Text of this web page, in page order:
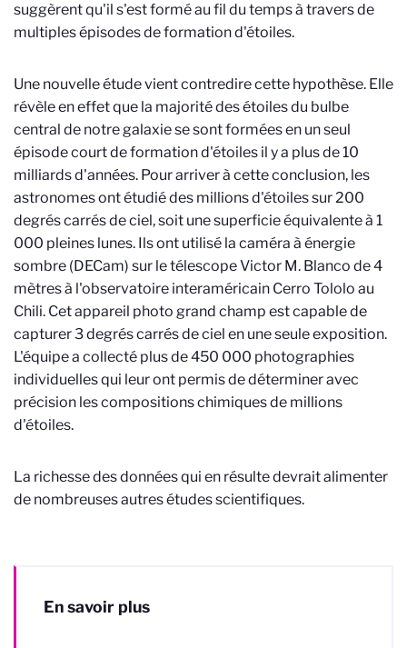
suggèrent qu'il s'est formé au fil du temps à travers de
multiples épisodes de formation d'étoiles.
Une nouvelle étude vient contredire cette hypothèse. Elle
révèle en effet que la majorité des étoiles du bulbe
central de notre galaxie se sont formées en un seul
épisode court de formation d'étoiles il y a plus de 10
milliards d'années. Pour arriver à cette conclusion, les
astronomes ont étudié des millions d'étoiles sur 200
degrés carrés de ciel, soit une superficie équivalente à 1
000 pleines lunes. Ils ont utilisé la caméra à énergie
sombre (DECam) sur le télescope Victor M. Blanco de 4
mètres à l'observatoire interaméricain Cerro Tololo au
Chili. Cet appareil photo grand champ est capable de
capturer 3 degrés carrés de ciel en une seule exposition.
L'équipe a collecté plus de 450 000 photographies
individuelles qui leur ont permisde déterminer avec
précision les compositions chimiques de millions
d'étoiles.
La richesse des données qui en résulte devrait alimenter
de nombreuses autres études scientifiques.
En savoir plus